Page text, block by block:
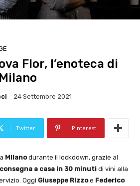
Flor, l’enoteca di
24 Settembre 2021
Twitter Pinterest
Milanodurante il lockdown, grazie al
a casa in 30 minuti di vini alla
Oggi Giuseppe Rizzoe Federico